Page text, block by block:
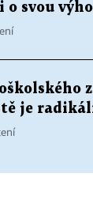
svou
je